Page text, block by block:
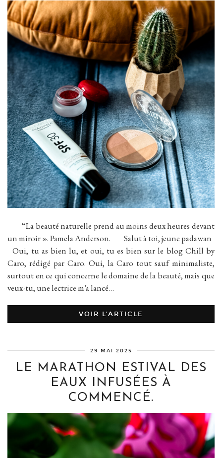
“La beauté naturelle prend au moins deux heures devant
un miroir ». Pamela Anderson. Salut à toi, jeune padawan
Oui, tu as bien lu, et oui, tu es bien sur le blog Chill by
Caro, rédigé par Caro. Oui, la Caro tout sauf minimaliste,
surtout en ce qui concerne le domaine de la beauté, mais que
veux-tu, une lectrice m’a lancé…
VOIR L’ARTICLE
29 MAI 2025
LE MARATHON ESTIVAL DES
EAUX INFUSÉES À
COMMENCÉ.